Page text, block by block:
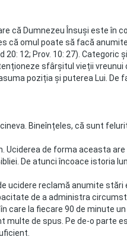
că Dumnezeu Însuși este în
că omul poate să facă
12; Prov. 10: 27).
sfârșitul vieții vreunui
poziția și puterea Lui. De
Bineînțeles, că sunt
de forma aceasta
De atunci încoace istoria
ucidere reclamă anumite stări
de a administra
care la fiecare 90 de minute
de spus. Pe de-o parte